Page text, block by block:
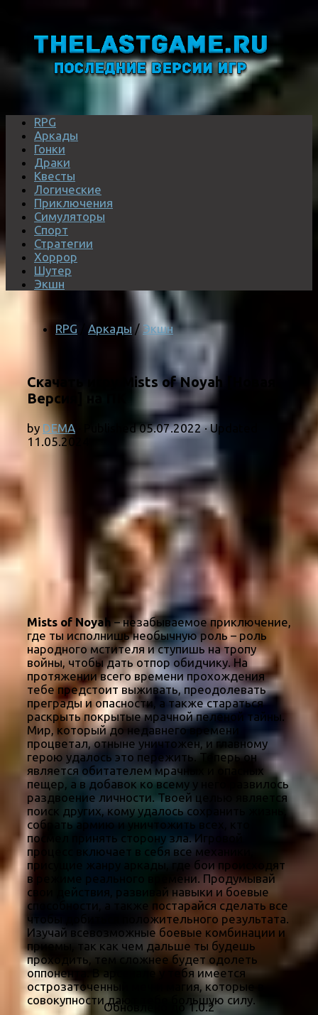
RPG
Аркады
Гонки
Драки
Квесты
Логические
Приключения
Симуляторы
Спорт
Стратегии
Хоррор
Шутер
Экшн
RPG Аркады / Экшн
Скачать игру Mists of Noyah [Новая
Версия] на ПК
by DEMA · Published05.07.2022· Updated
11.05.2024
Mists of Noyah– незабываемое приключение,
где ты исполнишь необычную роль – роль
народного мстителя и ступишь на тропу
войны, чтобы дать отпор обидчику. На
протяжении всего времени прохождения
тебе предстоит выживать, преодолевать
преграды и опасности, а также стараться
раскрыть покрытые мрачной пеленой тайны.
Мир, который до недавнего времени
процветал, отныне уничтожен, и главному
герою удалось это пережить. Теперь он
является обитателем мрачных и опасных
пещер, а в добавок ко всему у него развилось
раздвоение личности. Твоей целью является
поиск других, кому удалось сохранить жизнь,
собрать армию и уничтожить всех, кто
посмел принять сторону зла. Игровой
процесс включает в себя все механики,
присущие жанру аркады, где бои происходят
в режиме реального времени. Продумывай
свои действия, развивай навыки и боевые
способности, а также постарайся сделать все
чтобы добиться положительного результата.
Изучай всевозможные боевые комбинации и
приемы, так как чем дальше ты будешь
проходить, тем сложнее будет одолеть
оппонента. В арсенале у тебя имеется
острозаточенный меч и магия, которые в
совокупности дают тебе большую силу.
Обновлено до 1.0.2